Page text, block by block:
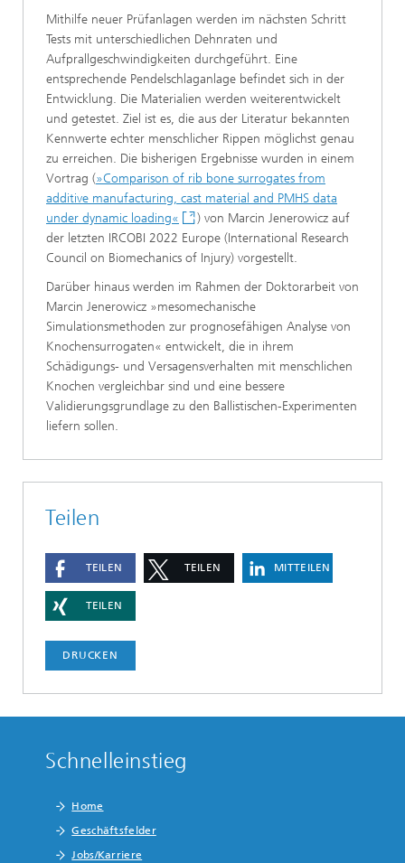
Mithilfe neuer Prüfanlagen werden im nächsten Schritt
Tests mit unterschiedlichen Dehnraten und
Aufprallgeschwindigkeiten durchgeführt. Eine
entsprechende Pendelschlaganlage befindet sich in der
Entwicklung. Die Materialien werden weiterentwickelt
und getestet. Ziel ist es, die aus der Literatur bekannten
Kennwerte echter menschlicher Rippen möglichst genau
zu erreichen. Die bisherigen Ergebnisse wurden in einem
Vortrag (»Comparison of rib bone surrogates from
additive manufacturing, cast material and PMHS data
under dynamic loading«
) von Marcin Jenerowicz auf
der letzten IRCOBI 2022 Europe (International Research
Council on Biomechanics of Injury) vorgestellt.
Darüber hinaus werden im Rahmen der Doktorarbeit von
Marcin Jenerowicz »mesomechanische
Simulationsmethoden zur prognosefähigen Analyse von
Knochensurrogaten« entwickelt, die in ihrem
Schädigungs- und Versagensverhalten mit menschlichen
Knochen vergleichbar sind und eine bessere
Validierungsgrundlage zu den Ballistischen-Experimenten
liefern sollen.
Teilen
TEILEN TEILEN MITTEILEN
TEILEN
DRUCKEN
Schnelleinstieg
Home
Geschäftsfelder
Jobs/Karriere